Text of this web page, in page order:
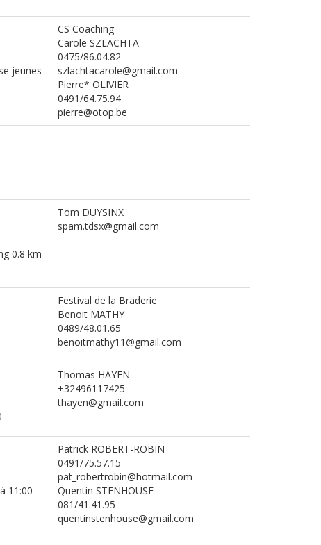
jeunes
CS Coaching
Carole SZLACHTA
0475/86.04.82
szlachtacarole@gmail.com
Pierre* OLIVIER
0491/64.75.94
pierre@otop.be
0.8 km
Tom DUYSINX
spam.tdsx@gmail.com
Festival de la Braderie
Benoit MATHY
0489/48.01.65
benoitmathy11@gmail.com
Thomas HAYEN
+32496117425
thayen@gmail.com
11:00
Patrick ROBERT-ROBIN
0491/75.57.15
pat_robertrobin@hotmail.com
Quentin STENHOUSE
081/41.41.95
quentinstenhouse@gmail.com